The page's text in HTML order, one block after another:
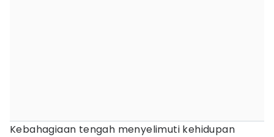
Kebahagiaan tengah menyelimuti kehidupan